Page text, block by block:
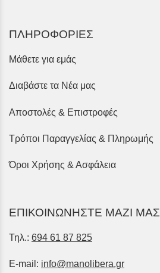
ΠΛΗΡΟΦΟΡΙΕΣ
Μάθετε για εμάς
Διαβάστε τα Νέα μας
Αποστολές & Επιστροφές
Τρόποι Παραγγελίας & Πληρωμής
Όροι Χρήσης & Ασφάλεια
ΕΠΙΚΟΙΝΩΝΗΣΤΕ ΜΑΖΙ ΜΑΣ
Τηλ.: 694 61 87 825
E-mail: info@manolibera.gr